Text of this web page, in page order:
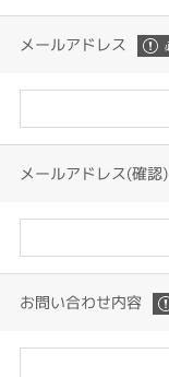
メールアドレス
メールアドレス(確認)
お問い合わせ内容